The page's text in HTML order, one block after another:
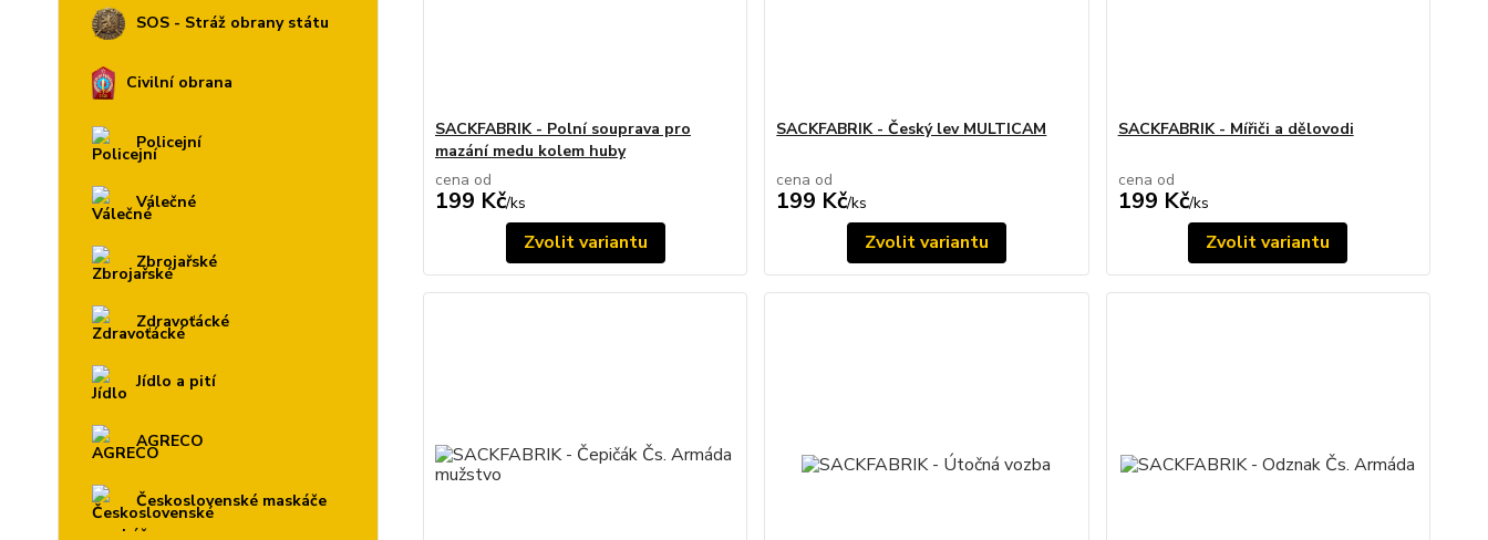
SOS - Stráž obrany státu
Civilní obrana
Policejní
Válečné
Zbrojařské
Zdravoťácké
Jídlo a pití
AGRECO
Československé maskáče
SACKFABRIK - Polní souprava pro
mazání medu kolem huby
cena od
199 Kč/ks
Zvolit variantu
SACKFABRIK - Český lev MULTICAM
cena od
199 Kč/ks
Zvolit variantu
SACKFABRIK - Mířiči a dělovodi
cena od
199 Kč/ks
Zvolit variantu